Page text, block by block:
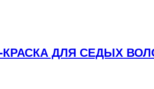
КРАСКА ДЛЯ СЕДЫХ